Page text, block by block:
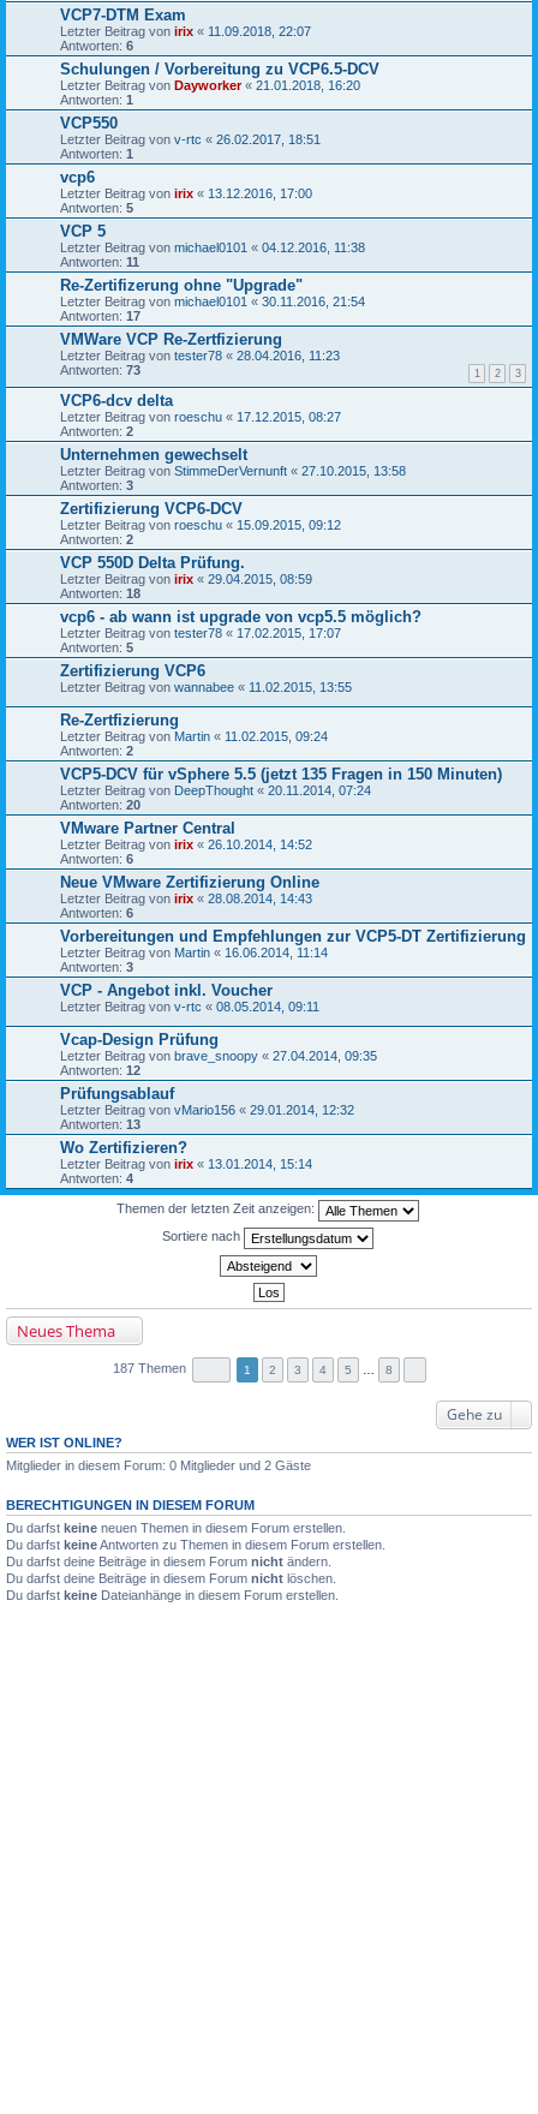
VCP7-DTM Exam
Letzter Beitrag von irix « 11.09.2018, 22:07
Antworten: 6
Schulungen / Vorbereitung zu VCP6.5-DCV
Letzter Beitrag von Dayworker« 21.01.2018, 16:20
Antworten: 1
VCP550
Letzter Beitrag von v-rtc « 26.02.2017, 18:51
Antworten: 1
vcp6
Letzter Beitrag von irix « 13.12.2016, 17:00
Antworten: 5
VCP 5
Letzter Beitrag von michael0101 « 04.12.2016, 11:38
Antworten: 11
Re-Zertifizerung ohne "Upgrade"
Letzter Beitrag von michael0101 « 30.11.2016, 21:54
Antworten: 17
VMWare VCP Re-Zertfizierung
Letzter Beitrag von tester78 « 28.04.2016, 11:23
Antworten: 73 1 2 3
VCP6-dcv delta
Letzter Beitrag von roeschu « 17.12.2015, 08:27
Antworten: 2
Unternehmen gewechselt
Letzter Beitrag von StimmeDerVernunft « 27.10.2015, 13:58
Antworten: 3
Zertifizierung VCP6-DCV
Letzter Beitrag von roeschu « 15.09.2015, 09:12
Antworten: 2
VCP 550D Delta Prüfung.
Letzter Beitrag von irix « 29.04.2015, 08:59
Antworten: 18
vcp6 - ab wann ist upgrade von vcp5.5 möglich?
Letzter Beitrag von tester78 « 17.02.2015, 17:07
Antworten: 5
Zertifizierung VCP6
Letzter Beitrag von wannabee « 11.02.2015, 13:55
Re-Zertfizierung
Letzter Beitrag von Martin « 11.02.2015, 09:24
Antworten: 2
VCP5-DCV für vSphere 5.5 (jetzt 135 Fragen in 150 Minuten)
Letzter Beitrag von DeepThought « 20.11.2014, 07:24
Antworten: 20
VMware Partner Central
Letzter Beitrag von irix « 26.10.2014, 14:52
Antworten: 6
Neue VMware Zertifizierung Online
Letzter Beitrag von irix « 28.08.2014, 14:43
Antworten: 6
Vorbereitungen und Empfehlungen zur VCP5-DT Zertifizierung
Letzter Beitrag von Martin « 16.06.2014, 11:14
Antworten: 3
VCP - Angebot inkl. Voucher
Letzter Beitrag von v-rtc « 08.05.2014, 09:11
Vcap-Design Prüfung
Letzter Beitrag von brave_snoopy « 27.04.2014, 09:35
Antworten: 12
Prüfungsablauf
Letzter Beitrag von vMario156 « 29.01.2014, 12:32
Antworten: 13
Wo Zertifizieren?
Letzter Beitrag von irix « 13.01.2014, 15:14
Antworten: 4
Themen der letzten Zeit anzeigen:
Sortiere nach
Neues Thema
187 Themen 1 2 3 4 5 8
Gehe zu
WER IST ONLINE?
Mitglieder in diesem Forum: 0 Mitglieder und 2 Gäste
BERECHTIGUNGEN IN DIESEM FORUM
Du darfst keine neuen Themen in diesem Forum erstellen.
Du darfst keineAntworten zu Themen in diesem Forum erstellen.
Du darfst deine Beiträge in diesem Forum nicht ändern.
Du darfst deine Beiträge in diesem Forum nicht löschen.
Du darfst keine Dateianhänge in diesem Forum erstellen.